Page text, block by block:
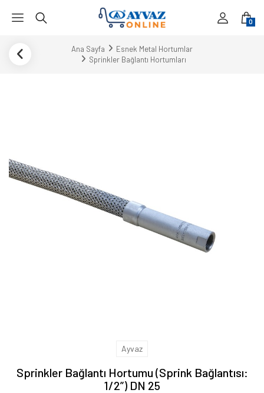
0
Ana Sayfa
Esnek Metal Hortumlar
Sprinkler Bağlantı Hortumları
Ayvaz
Sprinkler Bağlantı Hortumu (Sprink Bağlantısı:
1/2”) DN 25